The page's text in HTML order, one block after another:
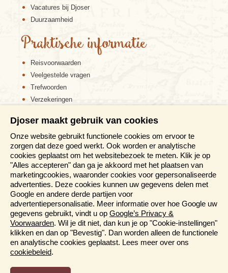
Vacatures bij Djoser
Duurzaamheid
Praktische informatie
Reisvoorwaarden
Veelgestelde vragen
Trefwoorden
Verzekeringen
Disclaimer
Cookiebeleid
Privacy verklaring
Reis en boek met Djoser zekerheid
Meer weten?
Brochure aanvragen
Presentaties en Informatiedagen
Magazine
Aanmelden nieuwsbrief
Djoser maakt gebruik van cookies
Onze website gebruikt functionele cookies om ervoor te
zorgen dat deze goed werkt. Ook worden er analytische
cookies geplaatst om het websitebezoek te meten. Klik je op
"Alles accepteren" dan ga je akkoord met het plaatsen van
marketingcookies, waaronder cookies voor gepersonaliseerde
advertenties. Deze cookies kunnen uw gegevens delen met
Google en andere derde partijen voor
advertentiepersonalisatie. Meer informatie over hoe Google uw
gegevens gebruikt, vindt u op Google’s Privacy &
Voorwaarden. Wil je dit niet, dan kun je op "Cookie-instellingen"
klikken en dan op "Bevestig". Dan worden alleen de functionele
en analytische cookies geplaatst. Lees meer over ons
cookiebeleid.
Functioneel en Analytisch